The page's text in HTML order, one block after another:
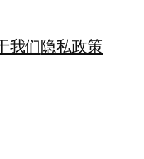
我们隐私政策